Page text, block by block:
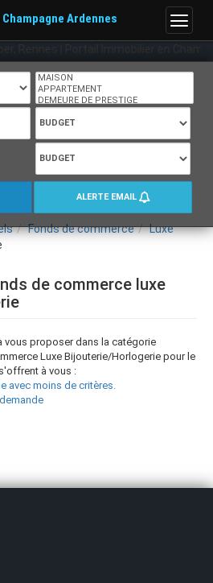
Rennes | Portail Immobilier en
Menu
Ardennes
ALERTE EMAIL
Fonds de commerce
Luxe
de commerce luxe
vous proposer dans la catégorie
Luxe Bijouterie/Horlogerie pour le
à vous :
avec moins de critères.